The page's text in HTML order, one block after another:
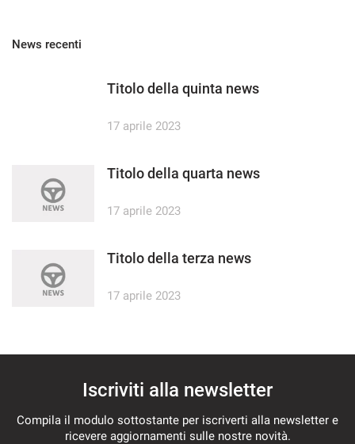
News recenti
Titolo della quinta news
17 aprile 2023
Titolo della quarta news
17 aprile 2023
Titolo della terza news
17 aprile 2023
Iscriviti alla newsletter
Compila il modulo sottostante per iscriverti alla newsletter e
ricevere aggiornamenti sulle nostre novità.